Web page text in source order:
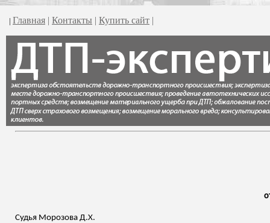
| Главная | Контакты | Купить сайт |
Судья Морозова Д.Х.